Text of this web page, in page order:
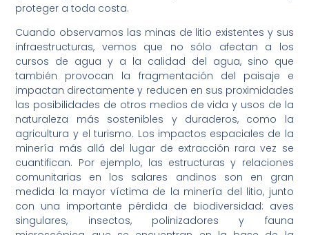
proteger a toda costa.
Cuando observamos las minas de litio existentes y sus
infraestructuras, vemos que no sólo afectan a los
cursos de agua y a la calidad del agua, sino que
también provocan la fragmentación del paisaje e
impactan directamente y reducen en sus proximidades
las posibilidades de otros medios de vida y usos de la
naturaleza más sostenibles y duraderos, como la
agricultura y el turismo. Los impactos espaciales de la
minería más allá del lugar de extracción rara vez se
cuantifican. Por ejemplo, las estructuras y relaciones
comunitarias en los salares andinos son en gran
medida la mayor víctima de la minería del litio, junto
con una importante pérdida de biodiversidad: aves
singulares, insectos, polinizadores y fauna